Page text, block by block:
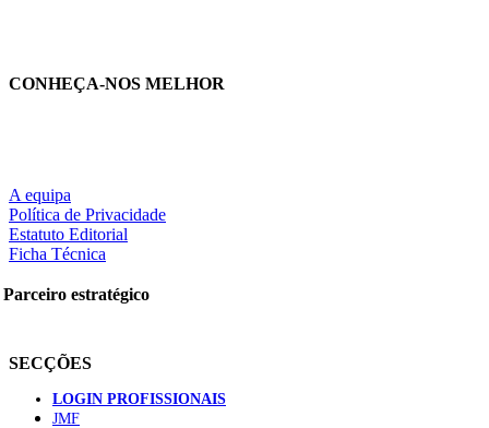
CONHEÇA-NOS MELHOR
A equipa
Política de Privacidade
Estatuto Editorial
Ficha Técnica
Parceiro estratégico
SECÇÕES
LOGIN PROFISSIONAIS
JMF